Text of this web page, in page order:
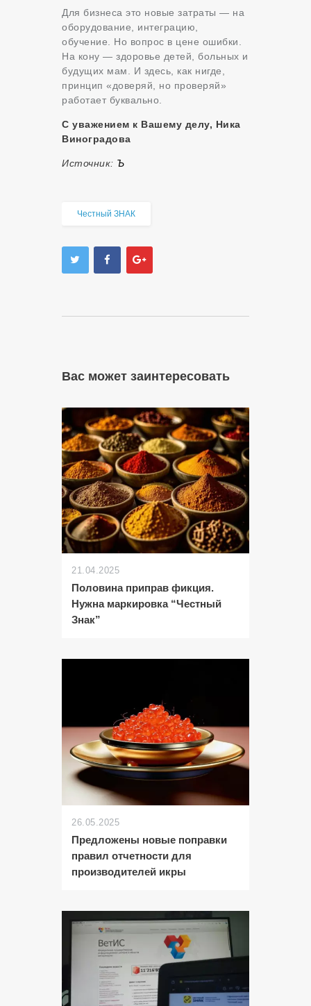
Для бизнеса это новые затраты — на
оборудование, интеграцию,
обучение. Но вопрос в цене ошибки.
На кону — здоровье детей, больных и
будущих мам. И здесь, как нигде,
принцип «доверяй, но проверяй»
работает буквально.
С уважением к Вашему делу, Ника
Виноградова
Источник: Ъ
Честный ЗНАК
Вас может заинтересовать
21.04.2025
Половина приправ фикция.
Нужна маркировка “Честный
Знак”
26.05.2025
Предложены новые поправки
правил отчетности для
производителей икры